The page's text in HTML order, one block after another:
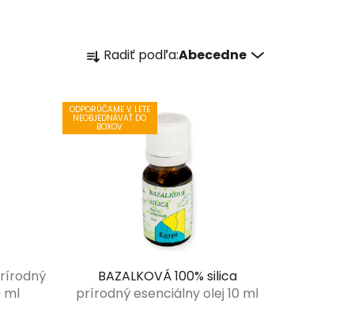
a
e
n
k
Radiť podľa:Abecedne
ml
ODPORÚČAME V LETE
NEOBJEDNÁVAŤ DO
BOXOV
BAZALKOVÁ 100% silica
prírodný esenciálny olej 10 ml